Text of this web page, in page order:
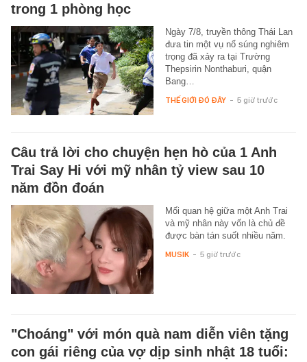
trong 1 phòng học
Ngày 7/8, truyền thông Thái Lan
đưa tin một vụ nổ súng nghiêm
trọng đã xảy ra tại Trường
Thepsirin Nonthaburi, quận
Bang…
THẾ GIỚI ĐÓ ĐÂY - 5 giờ trước
Câu trả lời cho chuyện hẹn hò của 1 Anh
Trai Say Hi với mỹ nhân tỷ view sau 10
năm đồn đoán
Mối quan hệ giữa một Anh Trai
và mỹ nhân này vốn là chủ đề
được bàn tán suốt nhiều năm.
MUSIK - 5 giờ trước
"Choáng" với món quà nam diễn viên tặng
con gái riêng của vợ dịp sinh nhật 18 tuổi: